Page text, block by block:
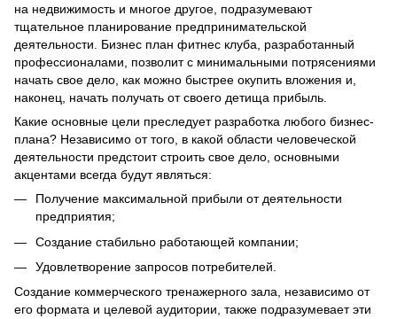
на недвижимость и многое другое, подразумевают
тщательное планирование предпринимательской
деятельности. Бизнес план фитнес клуба, разработанный
профессионалами, позволит с минимальными потрясениями
начать свое дело, как можно быстрее окупить вложения и,
наконец, начать получать от своего детища прибыль.
Какие основные цели преследует разработка любого бизнес-
плана? Независимо от того, в какой области человеческой
деятельности предстоит строить свое дело, основными
акцентами всегда будут являться:
Получение максимальной прибыли от деятельности
предприятия;
Создание стабильно работающей компании;
Удовлетворение запросов потребителей.
Создание коммерческого тренажерного зала, независимо от
его формата и целевой аудитории, также подразумевает эти